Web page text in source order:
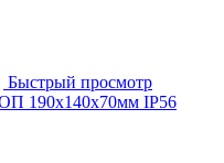
Быстрый просмотр
ОП 190х140х70мм IP56